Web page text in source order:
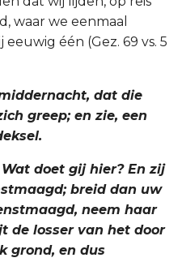
waar we eenmaal
één (Gez. 69 vs. 5
dat die
greep; en zie, een
doet gij hier? En zij
breid dan uw
neem haar
de losser van het door
grond, en dus